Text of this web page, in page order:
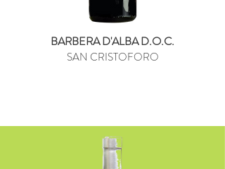
BARBERA D'ALBA D.O.C.
SAN CRISTOFORO